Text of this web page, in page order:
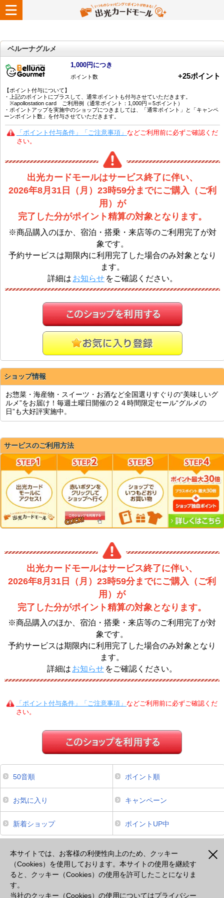
本サイトでは、お客様の利便性向上のため、クッキー
（Cookies）を使用しております。本サイトの使用を継続す
ると、クッキー（Cookies）の使用を許可したことになりま
す。
当社のクッキー（Cookies）の使用についてはプライバシー
ベルーナグルメ
1,000円につき
ポイント数 +25ポイント
【ポイント付与について】
・上記のポイントにプラスして、通常ポイントも付与させていただきます。
※apollostation card ご利用例（通常ポイント：1,000円＝5ポイント）
・ポイントアップを実施中のショップにつきましては、「通常ポイント」と「キャンペ
ーンポイント数」を付与させていただきます。
「ポイント付与条件」「ご注意事項」 などご利用前に必ずご確認くだ
さい。
出光カードモールはサービス終了に伴い、
2026年8月31日（月）23時59分までにご購入（ご利
用）が
完了した分がポイント精算の対象となります。
※商品購入のほか、宿泊・搭乗・来店等のご利用完了が対
象です。
予約サービスは期限内に利用完了した場合のみ対象となり
ます。
詳細は お知らせ をご確認ください。
ショップ情報
お惣菜・海産物・スイーツ・お酒など全国選りすぐりの“美味しいグ
ルメ”をお届け！毎週土曜日開催の２４時間限定セール“グルメの
日”も大好評実施中。
サービスのご利用方法
出光カードモールはサービス終了に伴い、
2026年8月31日（月）23時59分までにご購入（ご利
用）が
完了した分がポイント精算の対象となります。
※商品購入のほか、宿泊・搭乗・来店等のご利用完了が対
象です。
予約サービスは期限内に利用完了した場合のみ対象となり
ます。
詳細は お知らせ をご確認ください。
「ポイント付与条件」「ご注意事項」 などご利用前に必ずご確認くだ
さい。
50音順 ポイント順
お気に入り キャンペーン
新着ショップ ポイントUP中
注意事項 プライバシーポリシー セキュリティポリシー
cookie等の使用について